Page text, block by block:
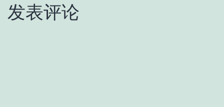
发表评论